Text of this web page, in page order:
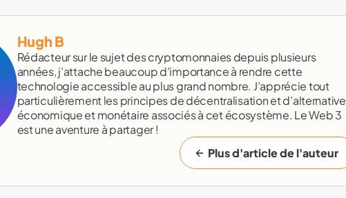
Hugh B
Rédacteur sur le sujet des cryptomonnaies depuis plusieurs
années, j’attache beaucoup d’importance à rendre cette
technologie accessible au plus grand nombre. J’apprécie tout
particulièrement les principes de décentralisation et d’alternative
économique et monétaire associés à cet écosystème. Le Web 3
est une aventure à partager !
Plus d'article de l'auteur